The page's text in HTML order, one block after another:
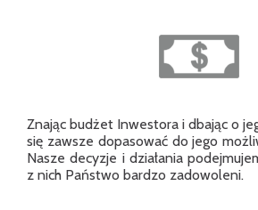
Znając budżet Inwestora i dbając o
się zawsze dopasować do jego
Nasze decyzje i działania
z nich Państwo bardzo zadowoleni.